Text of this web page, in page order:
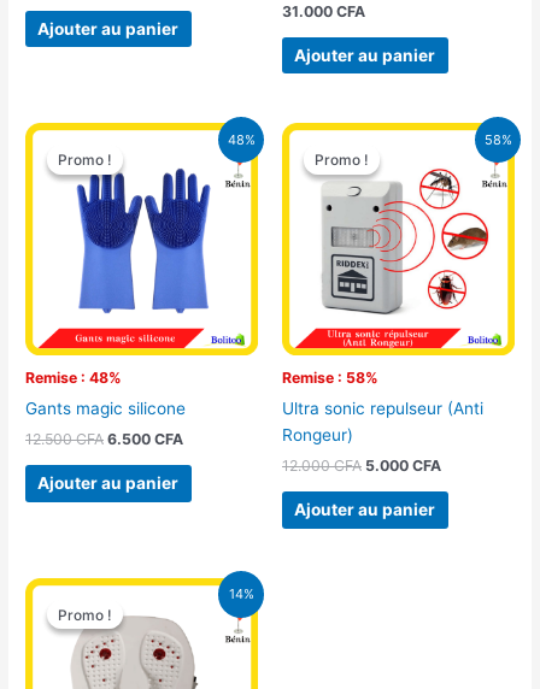
Ajouter au panier
31.000 CFA
Ajouter au panier
48%
Promo !
Remise : 48%
Promo !
Gants magic silicone
12.500CFA
Le
prix
initial
était :
12.500 CFA.
6.500CFA
Le
actuel
est :
6.500 CFA.
Ajouter au panier
58%
Promo !
Remise : 58%
Promo !
Ultra sonic repulseur (Anti
Rongeur)
12.000CFA
Le
prix
initial
était :
12.000 CFA.
5.000 CFA
Le
actuel
est :
5.000 CFA.
Ajouter au panier
14%
Promo !
Promo !
Le
initial
était :
21.000 CFA.
Le
est :
18.000 CFA.